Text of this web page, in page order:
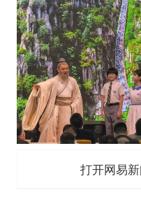
打开网易